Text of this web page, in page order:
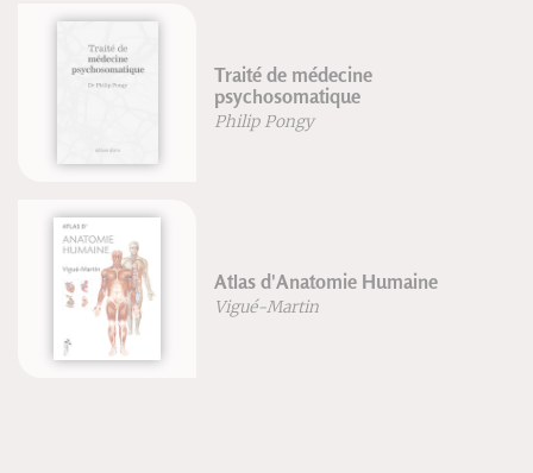
Traité de médecine
psychosomatique
Philip Pongy
Atlas d'Anatomie Humaine
Vigué-Martin